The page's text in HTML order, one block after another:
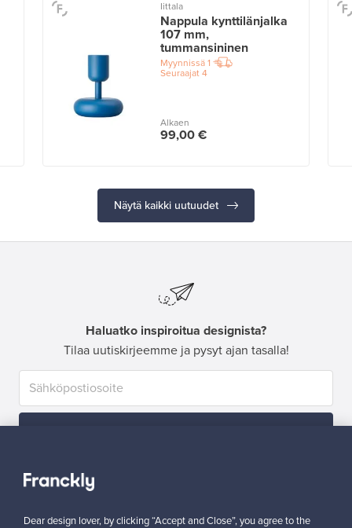
Iittala
Nappula kynttilänjalka
107 mm,
tummansininen
Myynnissä1
Seuraajat4
Alkaen
99,00 €
Näytä kaikki uutuudet
Haluatko inspiroitua designista?
Tilaa uutiskirjeemme ja pysyt ajan tasalla!
Dear design lover, by clicking “Accept and Close”, you agree to the